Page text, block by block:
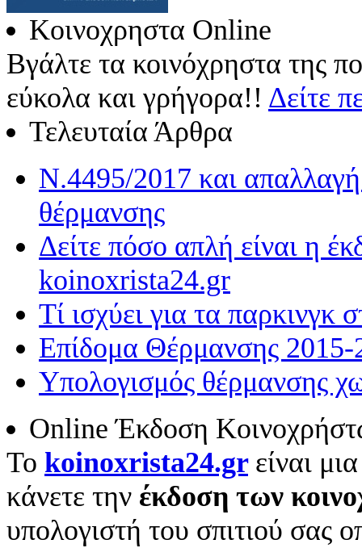
Κοινοχρηστα Online
Βγάλτε τα κοινόχρηστα της
εύκολα και γρήγορα!! Δείτε
Τελευταία Άρθρα
Ν.4495/2017 και απαλλαγή
θέρμανσης
Δείτε πόσο απλή είναι η
koinoxrista24.gr
Τί ισχύει για τα παρκινγκ
Επίδομα Θέρμανσης 2015-
Υπολογισμός θέρμανσης
Online Έκδοση
To koinoxrista24.gr είναι
κάνετε την έκδοση των
υπολογιστή του σπιτιού σας